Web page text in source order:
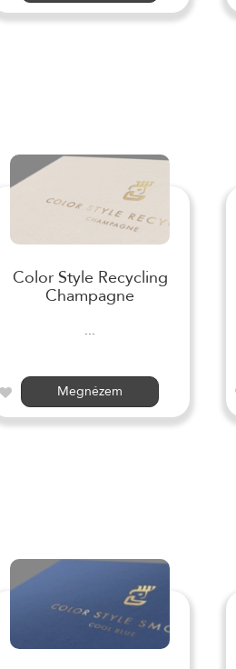
Color Style Recycling
Champagne
...
Megnézem